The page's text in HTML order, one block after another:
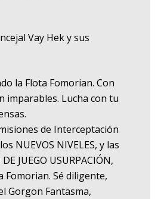
Vay Hek y sus
la Flota Fomorian. Con
imparables. Lucha con tu
de Interceptación
NUEVOS NIVELES, y las
JUEGO USURPACIÓN,
Sé diligente,
Gorgon Fantasma,